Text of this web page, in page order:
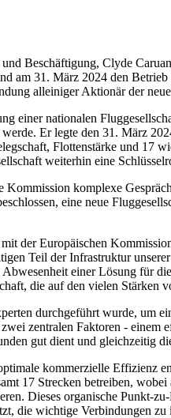
Beschäftigung, Clyde
31. März 2024 den
alleiniger Aktionär der
einer nationalen
Er legte den 31. März
Flottenstärke und
weiterhin eine
komplexe
eine neue
der Europäischen
Teil der Infrastruktur
einer Lösung für
die auf den vielen
durchgeführt wurde, um
zentralen Faktoren -
gut dient und gleichzeitig
kommerzielle Effizienz
17 Strecken betreiben,
Dieses organische Punkt-
die wichtige Verbindungen